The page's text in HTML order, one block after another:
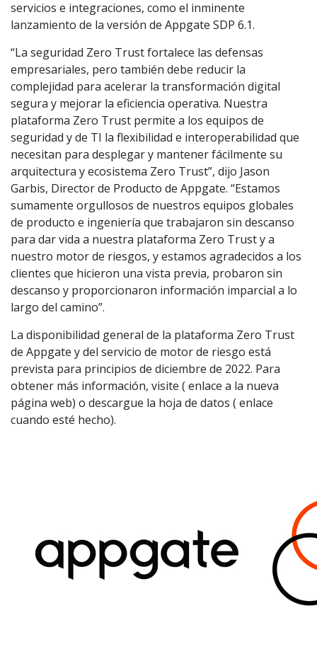
servicios e integraciones, como el inminente
lanzamiento de la versión de Appgate SDP 6.1.
“La seguridad Zero Trust fortalece las defensas
empresariales, pero también debe reducir la
complejidad para acelerar la transformación digital
segura y mejorar la eficiencia operativa. Nuestra
plataforma Zero Trust permite a los equipos de
seguridad y de TI la flexibilidad e interoperabilidad que
necesitan para desplegar y mantener fácilmente su
arquitectura y ecosistema Zero Trust”, dijo Jason
Garbis, Director de Producto de Appgate. “Estamos
sumamente orgullosos de nuestros equipos globales
de producto e ingeniería que trabajaron sin descanso
para dar vida a nuestra plataforma Zero Trust y a
nuestro motor de riesgos, y estamos agradecidos a los
clientes que hicieron una vista previa, probaron sin
descanso y proporcionaron información imparcial a lo
largo del camino”.
La disponibilidad general de la plataforma Zero Trust
de Appgate y del servicio de motor de riesgo está
prevista para principios de diciembre de 2022. Para
obtener más información, visite ( enlace a la nueva
página web) o descargue la hoja de datos ( enlace
cuando esté hecho).